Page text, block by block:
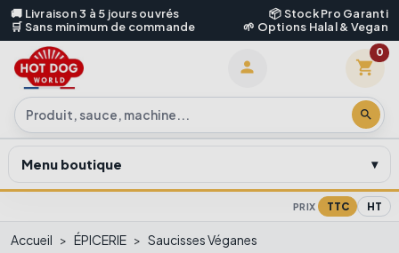
🚚 Livraison 3 à 5 jours ouvrés
📦 Stock Pro Garanti
🛒 Sans minimum de commande
🌱 Options Halal & Vegan

search
shopping_cart
0
Menu boutique
PRIX TTC HT
Accueil ÉPICERIE Saucisses Véganes